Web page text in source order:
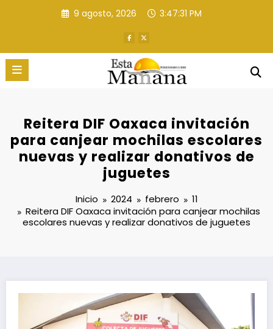
9 agosto, 2026 3:47:32 PM
Reitera DIF Oaxaca invitación
para canjear mochilas escolares
nuevas y realizar donativos de
juguetes
Inicio 2024 febrero
11
Reitera DIF Oaxaca invitación para canjear mochilas
escolares nuevas y realizar donativos de juguetes